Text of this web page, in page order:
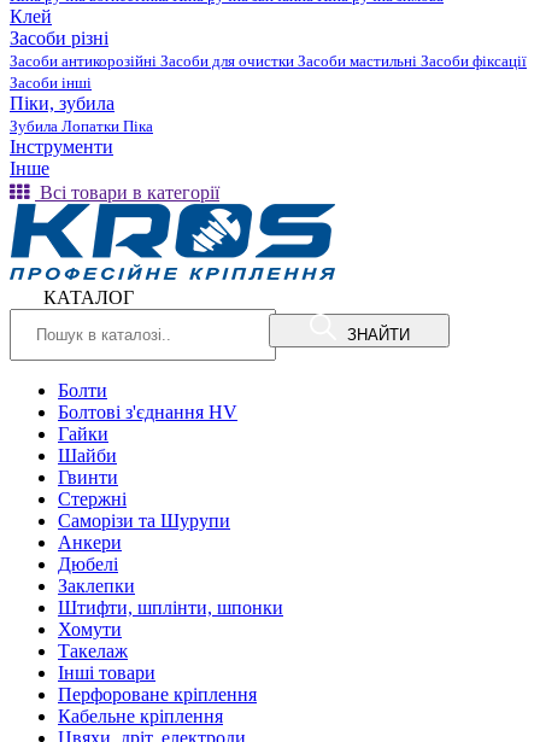
Клей
Засоби різні
Засоби антикорозійні Засоби для очистки Засоби мастильні Засоби фіксації
Засоби інші
Піки, зубила
Зубила Лопатки Піка
Інструменти
Інше
Всі товари в категорії
КАТАЛОГ
ЗНАЙТИ
Болти
Болтові з'єднання HV
Гайки
Шайби
Гвинти
Стержні
Саморізи та Шурупи
Анкери
Дюбелі
Заклепки
Штифти, шплінти, шпонки
Хомути
Такелаж
Інші товари
Перфороване кріплення
Кабельне кріплення
Цвяхи, дріт, електроди